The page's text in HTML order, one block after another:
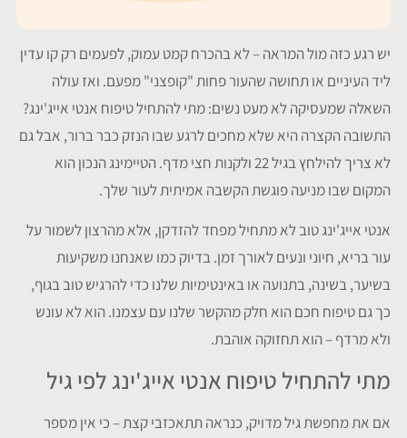
לאפס
את
כל
האפשרויות
cached
יש רגע כזה מול המראה – לא בהכרח קמט עמוק, לפעמים רק קו עדין
ליד העיניים או תחושה שהעור פחות "קופצני" מפעם. ואז עולה
השאלה שמעסיקה לא מעט נשים: מתי להתחיל טיפוח אנטי אייג'ינג?
התשובה הקצרה היא שלא מחכים לרגע שבו הנזק כבר ברור, אבל גם
לא צריך להילחץ בגיל 22 ולקנות חצי מדף. הטיימינג הנכון הוא
המקום שבו מניעה פוגשת הקשבה אמיתית לעור שלך.
אנטי אייג'ינג טוב לא מתחיל מפחד להזדקן, אלא מהרצון לשמור על
עור בריא, חיוני ונעים לאורך זמן. בדיוק כמו שאנחנו משקיעות
בשיער, בשינה, בתנועה או באינטימיות שלנו כדי להרגיש טוב בגוף,
כך גם טיפוח חכם הוא חלק מהקשר שלנו עם עצמנו. הוא לא עונש
ולא מרדף – הוא תחזוקה אוהבת.
מתי להתחיל טיפוח אנטי אייג'ינג לפי גיל
אם את מחפשת גיל מדויק, כנראה תתאכזבי קצת – כי אין מספר